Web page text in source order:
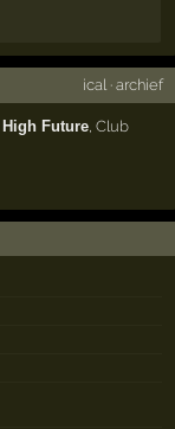
ical· archief
High Future ,Club